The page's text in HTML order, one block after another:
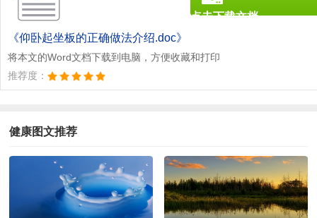
《仰卧起坐板的正确做法介绍.doc》
将本文的Word文档下载到电脑，方便收藏和打印
推荐度：
点击下载文档
健康图文推荐